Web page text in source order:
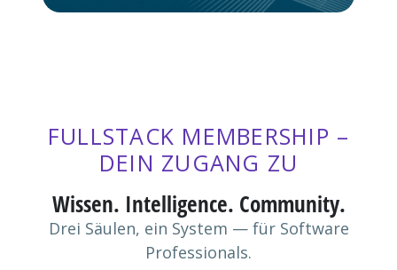
FULLSTACK MEMBERSHIP –
DEIN ZUGANG ZU
Wissen. Intelligence. Community.
Drei Säulen, ein System — für Software
Professionals.